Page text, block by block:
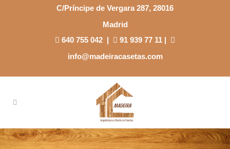
C/Príncipe de Vergara 287, 28016
Madrid
640 755 042 | 91 939 77 11 |
info@madeiracasetas.com